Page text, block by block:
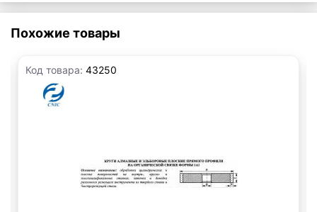
Похожие товары
Код товара: 43250